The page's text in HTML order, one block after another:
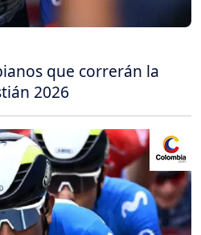
que correrán la
2026